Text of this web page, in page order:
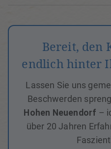
Bereit, den
endlich hinter
Lassen Sie uns
Beschwerden
Hohen Neuendorf –
über 20 Jahren